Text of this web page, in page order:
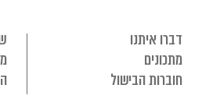
דברו איתנו
מתכונים
חוברות הבישול